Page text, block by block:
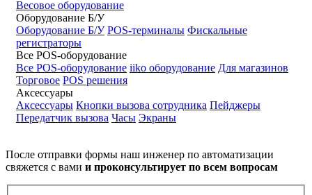
Весовое оборудование
Оборудование Б/У
Оборудование Б/У POS-терминалы Фискальные
регистраторы
Все POS-оборудование
Все POS-оборудование iiko оборудование Для магазинов
Торговое POS решения
Аксессуары
Аксессуары Кнопки вызова сотрудника Пейджеры
Передатчик вызова Часы Экраны
После отправки формы наш инженер по автоматизации
свяжется с вами и проконсультирует по всем вопросам